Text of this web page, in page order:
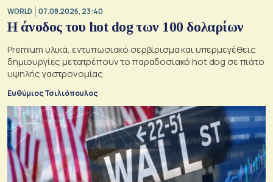
WORLD 07.08.2026, 23:40
Η άνοδος του hot dog των 100 δολαρίων
Premium υλικά, εντυπωσιακό σερβίρισμα και υπερμεγέθεις
δημιουργίες μετατρέπουν το παραδοσιακό hot dog σε πιάτο
υψηλής γαστρονομίας
Ευθύμιος Τσιλιόπουλος